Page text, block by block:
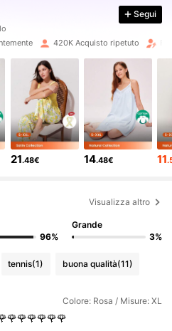
Segui
420K Acquisto ripetuto
21.48€ 14.48€ 11
Visualizza altro
96%
Grande
3%
tennis(1) buona qualità(11)
Colore: Rosa / Misure: XL